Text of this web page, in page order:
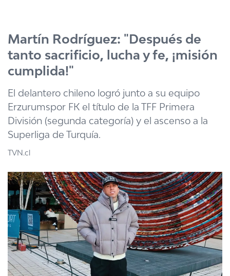
Martín Rodríguez: "Después de
tanto sacrificio, lucha y fe, ¡misión
cumplida!"
El delantero chileno logró junto a su equipo
Erzurumspor FK el título de la TFF Primera
División (segunda categoría) y el ascenso a la
Superliga de Turquía.
TVN.cl